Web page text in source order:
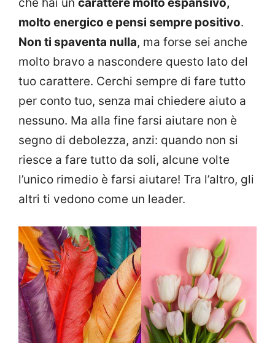
molto energico e pensi sempre positivo.
Non ti spaventa nulla, ma forse sei anche
molto bravo a nascondere questo lato del
tuo carattere. Cerchi sempre di fare tutto
per conto tuo, senza mai chiedere aiuto a
nessuno. Ma alla fine farsi aiutare non è
segno di debolezza, anzi: quando non si
riesce a fare tutto da soli, alcune volte
l’unico rimedio è farsi aiutare! Tra l’altro, gli
altri ti vedono come un leader.